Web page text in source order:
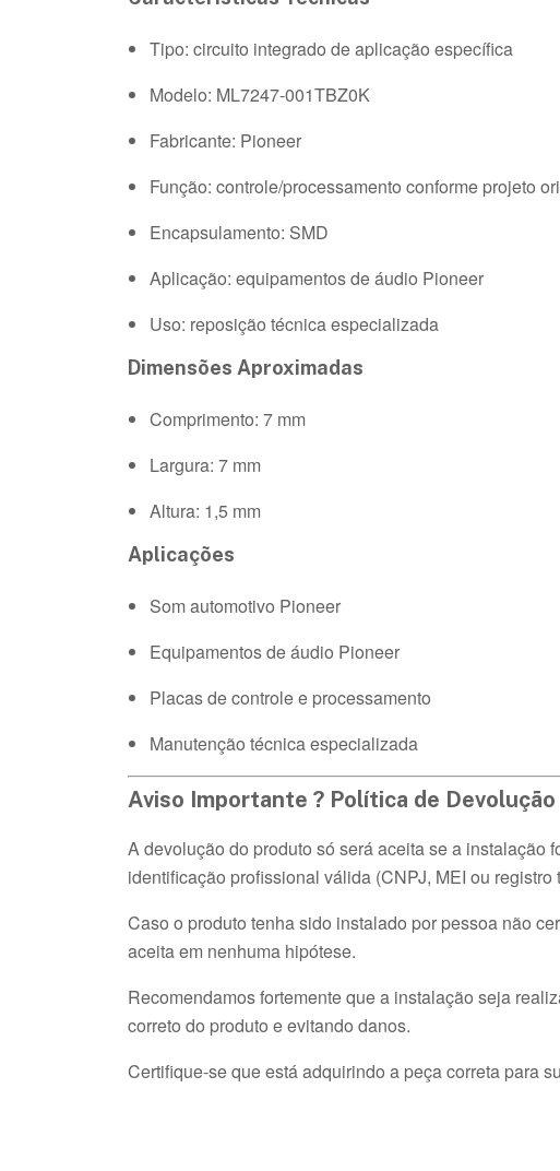
Tipo: circuito integrado de aplicação específica
Modelo: ML7247-001TBZ0K
Fabricante: Pioneer
Função: controle/processamento conforme projeto
Encapsulamento: SMD
Aplicação: equipamentos de áudio Pioneer
Uso: reposição técnica especializada
Dimensões Aproximadas
Comprimento: 7 mm
Largura: 7 mm
Altura: 1,5 mm
Aplicações
Som automotivo Pioneer
Equipamentos de áudio Pioneer
Placas de controle e processamento
Manutenção técnica especializada
Aviso Importante ? Política de Devolução
A devolução do produto só será aceita se a instalação
identificação profissional válida (CNPJ, MEI ou registro
Caso o produto tenha sido instalado por pessoa não
aceita em nenhuma hipótese.
Recomendamos fortemente que a instalação seja
correto do produto e evitando danos.
Certifique-se que está adquirindo a peça correta para